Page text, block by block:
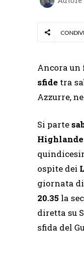
Ancora
sfide tra
Azzurre,
Si parte
ospite dei
giornata di
20.35 la
diretta su
sfida del